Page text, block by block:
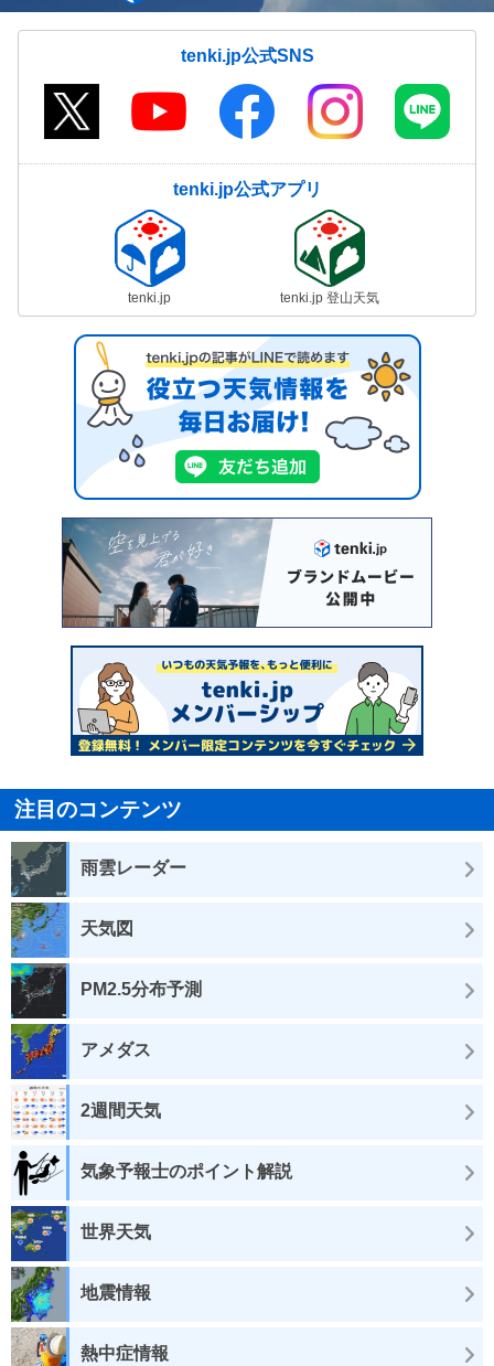
tenki.jp公式SNS
tenki.jp公式アプリ
tenki.jp tenki.jp 登山天気
注目のコンテンツ
雨雲レーダー
天気図
PM2.5分布予測
アメダス
2週間天気
気象予報士のポイント解説
世界天気
地震情報
熱中症情報